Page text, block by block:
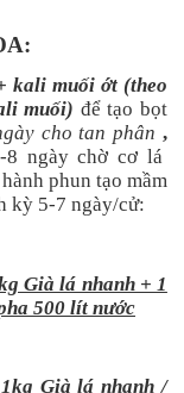
kali muối ớt (theo
muối) để tạo bọt
cho tan phân ,
8 ngày chờ cơ lá
phun tạo mầm
kỳ 5-7 ngày/cử:
Già lá nhanh + 1
500 lít nước
Già lá nhanh /